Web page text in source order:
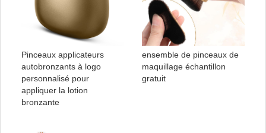
Pinceaux applicateurs
autobronzants à logo
personnalisé pour
appliquer la lotion
bronzante
ensemble de pinceaux de
maquillage échantillon
gratuit